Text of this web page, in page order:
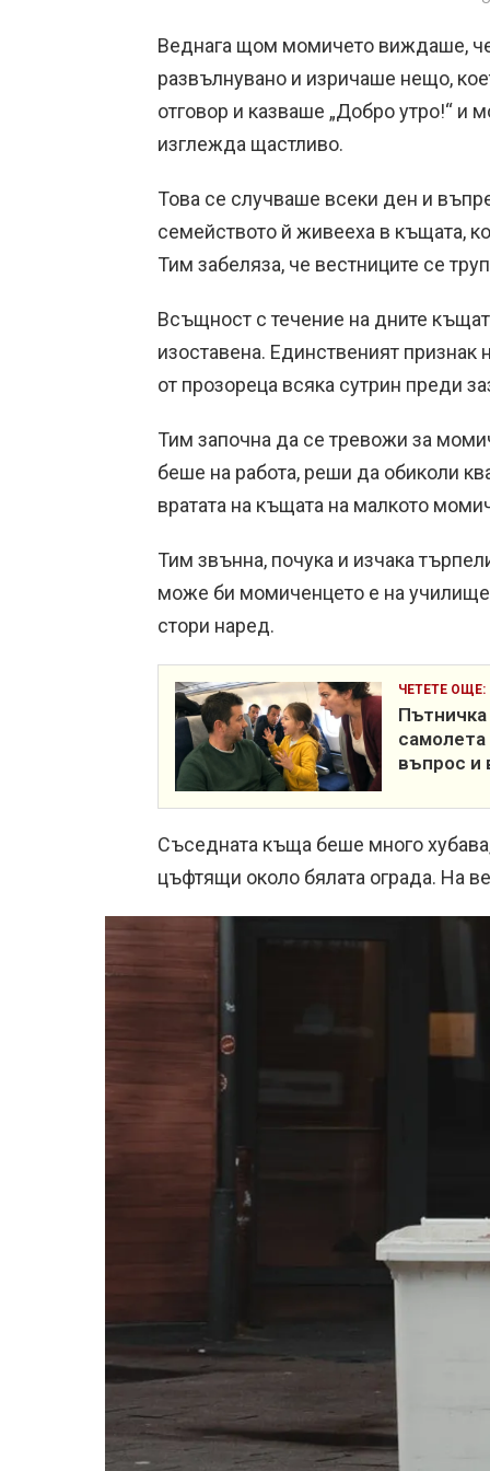
Веднага щом момичето виждаше,
развълнувано и изричаше нещо,
отговор и казваше „Добро утро!“
изглежда щастливо.
Това се случваше всеки ден и
семейството й живееха в къщата,
Тим забеляза, че вестниците се
Всъщност с течение на дните
изоставена. Единственият
от прозореца всяка сутрин преди
Тим започна да се тревожи за
беше на работа, реши да обиколи
вратата на къщата на малкото
Тим звънна, почука и изчака
може би момиченцето е на
стори наред.
ЧЕТЕТЕ ОЩЕ:
въпрос и
Съседната къща беше много
цъфтящи около бялата ограда. На